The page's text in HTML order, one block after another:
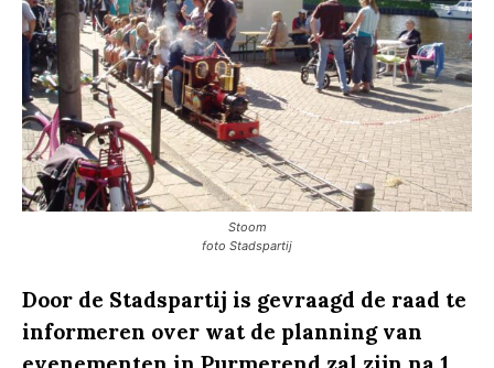
Stoom
foto Stadspartij
Door de Stadspartij is gevraagd de raad te
informeren over wat de planning van